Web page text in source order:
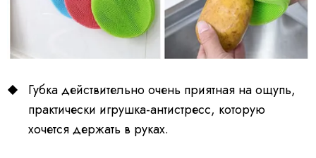
Губка действительно очень приятная на ощупь,
практически игрушка-антистресс, которую
хочется держать в руках.